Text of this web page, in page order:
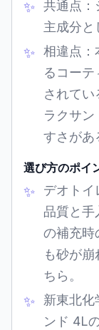
共通点：
主成分と
相違点：
るコー
されてい
ラクサ
すさがあ
選び方のポイ
デオトイ
品質と手
の補充時
も砂が
ちら。
新東北化
ンド 4L